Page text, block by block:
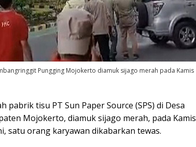
Pungging Mojokerto diamuk sijago merah pada Kamis
pabrik tisu PT Sun Paper Source (SPS) di Desa
Mojokerto, diamuk sijago merah, pada Kamis
satu orang karyawan dikabarkan tewas.